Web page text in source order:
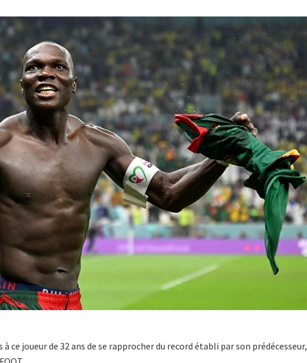
joueur de 32 ans de se rapprocher du record établi par son prédécesseur,